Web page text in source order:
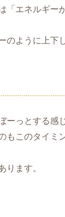
「エネルギー
ように上下
ーっとする感
もこのタイミン
ります。